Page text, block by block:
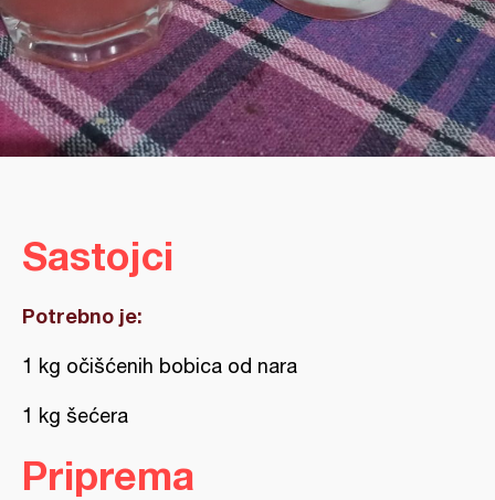
Sastojci
Potrebno je:
1 kg očišćenih bobica od nara
1 kg šećera
Priprema